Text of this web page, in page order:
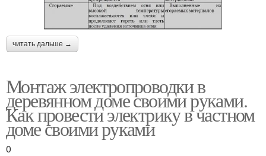
читать дальше →
Монтаж электропроводки в
деревянном доме своими руками.
Как провести электрику в частном
доме своими руками
0